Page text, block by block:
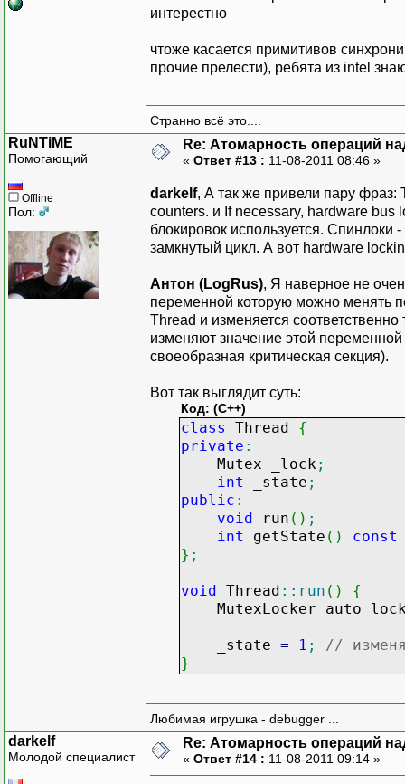
интерестно
чтоже касается примитивов
прочие прелести), ребята из intel
Странно всё это....
RuNTiME
Помогающий
Offline
Пол:
Re: Атомарность операций
« Ответ #13 : 11-08-2011 08:46 »
darkelf, А так же привели пару фраз:
counters. и If necessary, hardware bus
блокировок используется.
замкнутый цикл. А вот hardware
Антон (LogRus), Я наверное не
переменной которую можно менять
Thread и изменяется
изменяют значение этой
своеобразная критическая секция).
Вот так выглядит суть:
Код: (C++)
class Thread {
private :
Mutex _lock ;
int
_state ;
public :
void run ( ) ;
int
getState ( )
const
} ;
void Thread :: run ( )
{
MutexLocker
_state = 1 ;
//
}
Любимая игрушка - debugger ...
darkelf
Молодой специалист
Re: Атомарность операций
« Ответ #14 : 11-08-2011 09:14 »